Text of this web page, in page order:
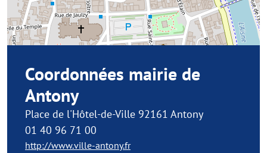
Coordonnées mairie de
Antony
Place de l'Hôtel-de-Ville 92161 Antony
01 40 96 71 00
http://www.ville-antony.fr